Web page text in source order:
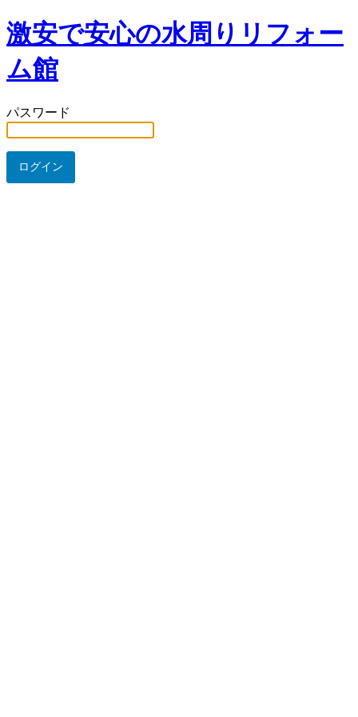
激安で安心の水周りリフォー
ム館
パスワード